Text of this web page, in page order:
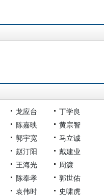
龙应台
丁学良
陈嘉映
黄宗智
郭宇宽
马立诚
赵汀阳
戴建业
王海光
周濂
陈奉孝
郭世佑
袁伟时 史啸虎